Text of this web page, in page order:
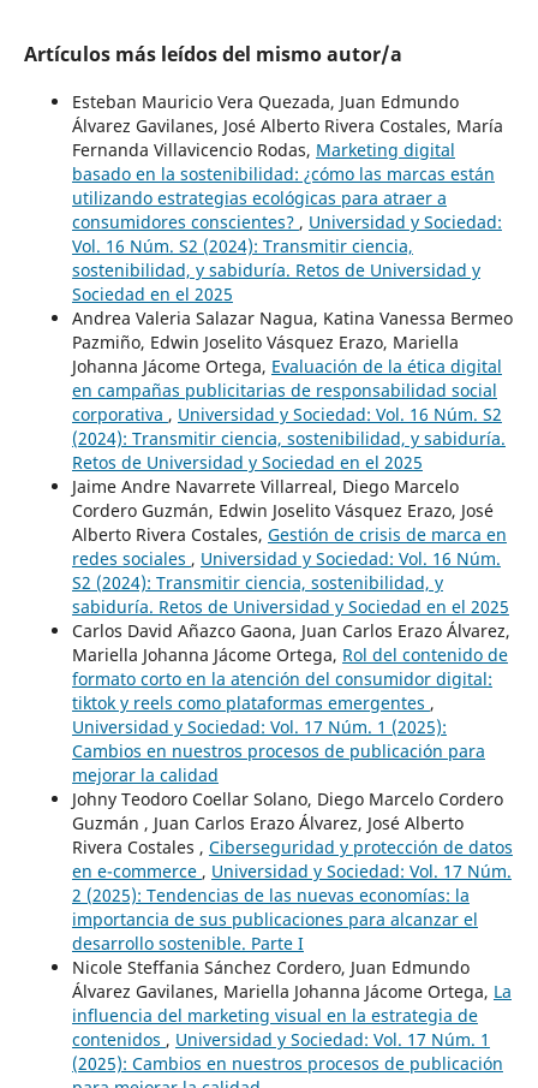
Artículos más leídos del mismo autor/a
Esteban Mauricio Vera Quezada, Juan Edmundo
Álvarez Gavilanes, José Alberto Rivera Costales, María
Fernanda Villavicencio Rodas, Marketing digital
basado en la sostenibilidad: ¿cómo las marcas están
utilizando estrategias ecológicas para atraer a
consumidores conscientes? , Universidad y Sociedad:
Vol. 16 Núm. S2 (2024): Transmitir ciencia,
sostenibilidad, y sabiduría. Retos de Universidad y
Sociedad en el 2025
Andrea Valeria Salazar Nagua, Katina Vanessa Bermeo
Pazmiño, Edwin Joselito Vásquez Erazo, Mariella
Johanna Jácome Ortega, Evaluación de la ética digital
en campañas publicitarias de responsabilidad social
corporativa , Universidad y Sociedad: Vol. 16 Núm. S2
(2024): Transmitir ciencia, sostenibilidad, y sabiduría.
Retos de Universidad y Sociedad en el 2025
Jaime Andre Navarrete Villarreal, Diego Marcelo
Cordero Guzmán, Edwin Joselito Vásquez Erazo, José
Alberto Rivera Costales, Gestión de crisis de marca en
redes sociales , Universidad y Sociedad: Vol. 16 Núm.
S2 (2024): Transmitir ciencia, sostenibilidad, y
sabiduría. Retos de Universidad y Sociedad en el 2025
Carlos David Añazco Gaona, Juan Carlos Erazo Álvarez,
Mariella Johanna Jácome Ortega, Rol del contenido de
formato corto en la atención del consumidor digital:
tiktok y reels como plataformas emergentes ,
Universidad y Sociedad: Vol. 17 Núm. 1 (2025):
Cambios en nuestros procesos de publicación para
mejorar la calidad
Johny Teodoro Coellar Solano, Diego Marcelo Cordero
Guzmán , Juan Carlos Erazo Álvarez, José Alberto
Rivera Costales , Ciberseguridad y protección de datos
en e-commerce , Universidad y Sociedad: Vol. 17 Núm.
2 (2025): Tendencias de las nuevas economías: la
importancia de sus publicaciones para alcanzar el
desarrollo sostenible. Parte I
Nicole Steffania Sánchez Cordero, Juan Edmundo
Álvarez Gavilanes, Mariella Johanna Jácome Ortega, La
influencia del marketing visual en la estrategia de
contenidos , Universidad y Sociedad: Vol. 17 Núm. 1
(2025): Cambios en nuestros procesos de publicación